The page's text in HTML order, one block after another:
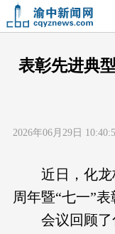
首页 媒
游在渝中 购
形象片 短
表彰先进典
2026年06月29日
近日，化
周年暨“七一”表
会议回顾了